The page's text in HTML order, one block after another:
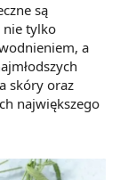
są
nie tylko
a
skóry oraz
największego